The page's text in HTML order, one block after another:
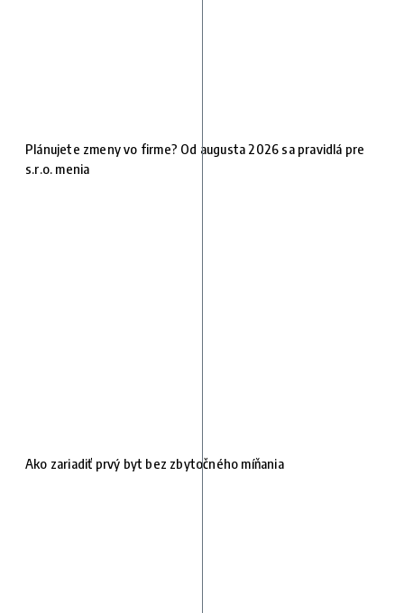
Plánujete zmeny vo firme? Od augusta 2026 sa pravidlá pre
s.r.o. menia
Ako zariadiť prvý byt bez zbytočného míňania